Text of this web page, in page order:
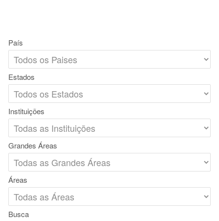
País
Estados
Instituições
Grandes Áreas
Áreas
Busca